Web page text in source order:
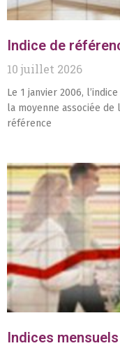
Indice de
10 juillet 2026
Le 1 janvier 2006,
la moyenne associée de
référence
Indices